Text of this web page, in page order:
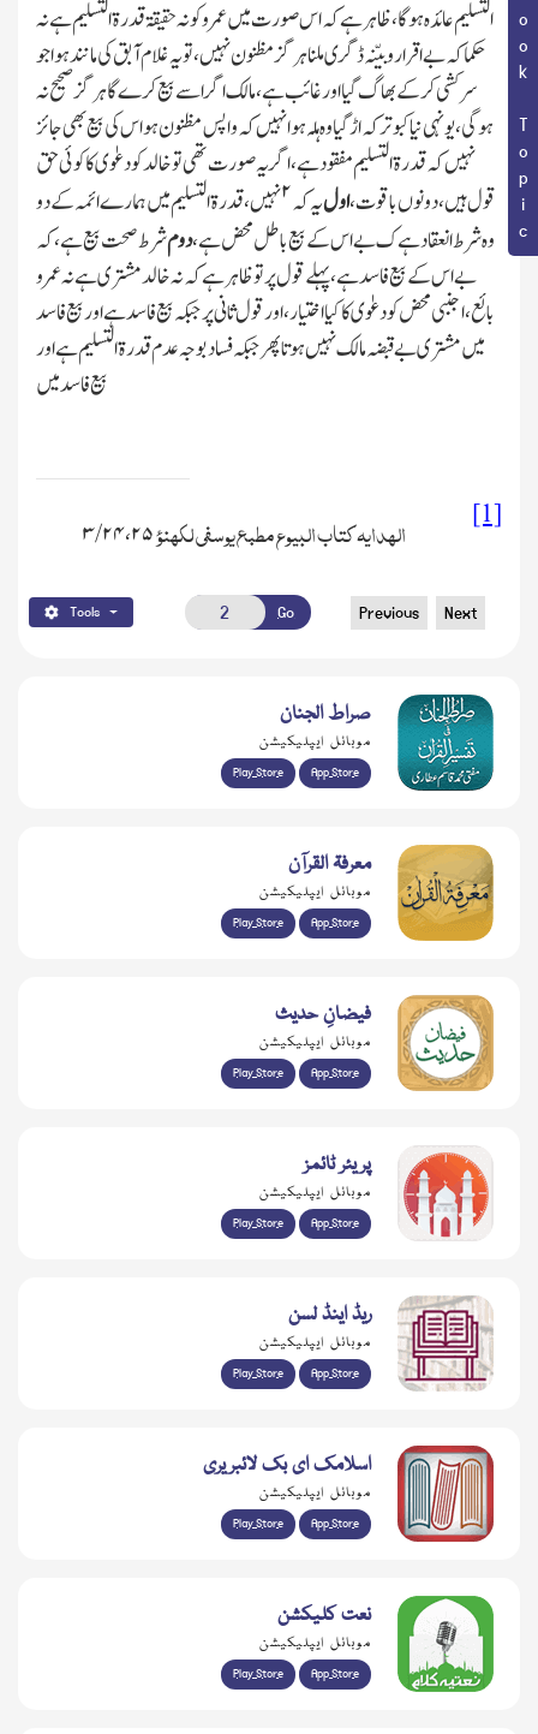
Book Topic
التسلیم عائدہ ہوگا،ظاہر ہے کہ اس صورت میں عمرو کو نہ حقیقۃ قدرۃ التسلیم ہے نہ
حکما کہ بے اقرار وبیّنہ ڈگری ملنا ہر گز مظنون نہیں،تو یہ غلام آبق کی مانند ہوا جو
سرکشی کرکے بھاگ گیا اور غائب ہے،مالك اگر اسے بیع کرے گا ہر گز صحیح نہ
ہوگی،یونہی نیا کبوتر کہ اڑگیاوہ ہلہ ہوا نہیں کہ واپس مظنون ہو اس کی بیع بھی جائز
نہیں کہ قدرۃ التسلیم مفقود ہے،اگریہ صورت تھی تو خالد کو دعوٰی کا کوئی حق
نہیں،قدرۃ التسلیم میں ہمارے ائمہ کے دو۲ قول ہیں،دونوں باقوت،اولیہ کہ
وہ شرط انعقاد ہے ك بے اس کے بیع باطل محض ہے،دومشرط صحت بیع ہے،کہ
بے اس کے بیع فاسد ہے،پہلے قول پر تو ظاہر ہے کہ نہ خالد مشتری ہے نہ عمرو
بائع،اجنبی محض کودعوٰی کا کیا اختیار،اور قول ثانی پر جبکہ بیع فاسد ہے اور بیع فاسد
میں مشتری بے قبضہ مالك نہیں ہوتاپھر جبکہ فساد بوجہ عدم قدرۃ التسلیم ہے اور
بیع فاسد میں
[1] الہدایہ کتاب البیوع مطبع یوسفی لکھنؤ۳/۲۴،۲۵
Tools Go Previous Next
صراط الجنان
موبائل ایپلیکیشن
Play Store App Store
معرفۃ القرآن
موبائل ایپلیکیشن
Play Store App Store
فیضانِ حدیث
موبائل ایپلیکیشن
Play Store App Store
پریئر ٹائمز
موبائل ایپلیکیشن
Play Store App Store
ریڈ اینڈ لسن
موبائل ایپلیکیشن
Play Store App Store
اسلامک ای بک لائبریری
موبائل ایپلیکیشن
Play Store App Store
نعت کلیکشن
موبائل ایپلیکیشن
Play Store App Store